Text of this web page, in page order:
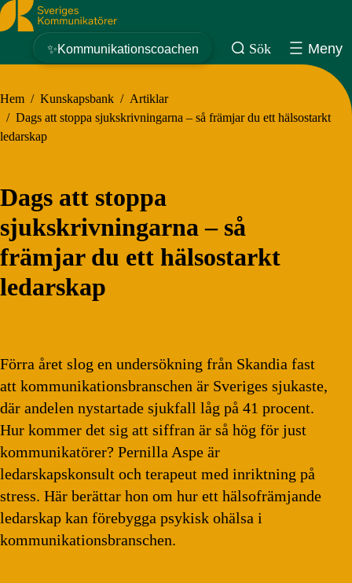
Sveriges Kommunikatörer
✨Kommunikationscoachen Sök Meny
Hem / Kunskapsbank / Artiklar
/ Dags att stoppa sjukskrivningarna – så främjar du ett hälsostarkt
ledarskap
Dags att stoppa
sjukskrivningarna – så
främjar du ett hälsostarkt
ledarskap
Förra året slog en undersökning från Skandia fast
att kommunikationsbranschen är Sveriges sjukaste,
där andelen nystartade sjukfall låg på 41 procent.
Hur kommer det sig att siffran är så hög för just
kommunikatörer? Pernilla Aspe är
ledarskapskonsult och terapeut med inriktning på
stress. Här berättar hon om hur ett hälsofrämjande
ledarskap kan förebygga psykisk ohälsa i
kommunikationsbranschen.